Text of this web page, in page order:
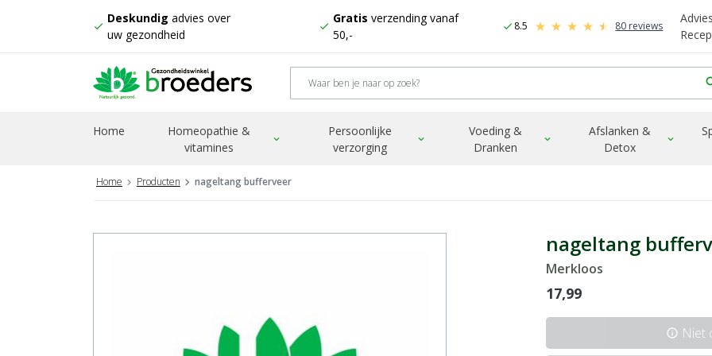
check
Deskundig advies over
uw gezondheid
check
Gratis verzending vanaf
50,-
check 8.5 80 reviews
Home
Homeopathie &
vitamines
expand_more
Persoonlijke
verzorging
expand_more
Voeding &
Dranken
expand_more
Afslanken &
Detox
expand_more
Home Producten nageltang bufferveer
nageltang
Merkloos
17,99
info Niet